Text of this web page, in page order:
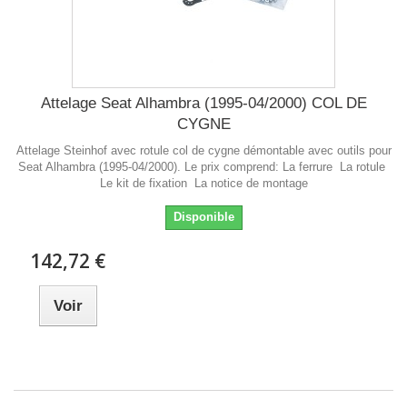
Attelage Seat Alhambra (1995-04/2000) COL DE
CYGNE
Attelage Steinhof avec rotule col de cygne démontable avec outils pour
Seat Alhambra (1995-04/2000). Le prix comprend: La ferrure La rotule
Le kit de fixation La notice de montage
Disponible
142,72 €
Voir